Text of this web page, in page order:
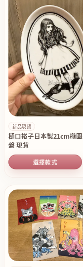
新品現貨
樋口裕子日本製21cm橢
盤 現貨
選擇款式